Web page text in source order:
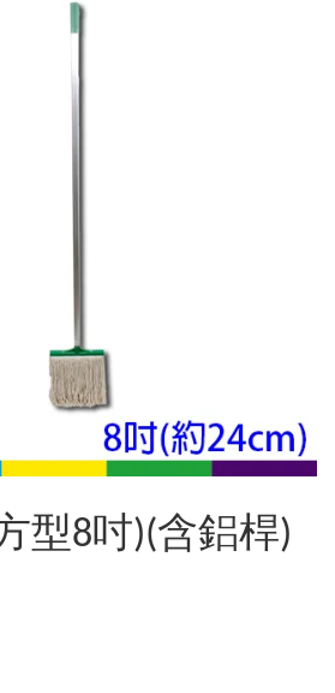
型8吋)(含鋁桿)